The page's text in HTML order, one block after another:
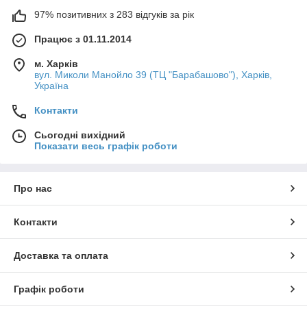
97% позитивних з 283 відгуків за рік
Працює з 01.11.2014
м. Харків
вул. Миколи Манойло 39 (ТЦ "Барабашово"), Харків,
Україна
Контакти
Сьогодні вихідний
Показати весь графік роботи
Про нас
Контакти
Доставка та оплата
Графік роботи